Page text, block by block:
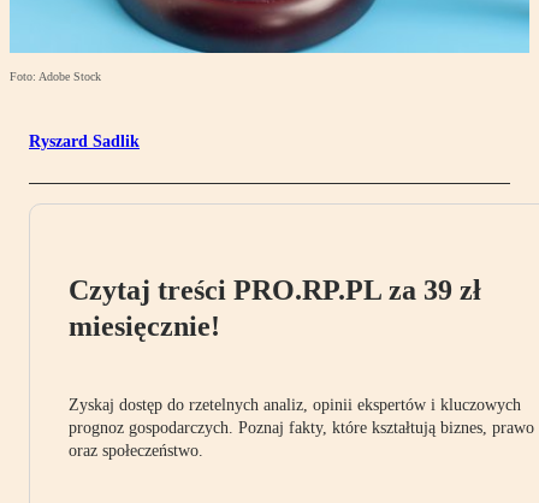
Foto: Adobe Stock
Ryszard Sadlik
Czytaj treści PRO.RP.PL za 39 zł
miesięcznie!
Zyskaj dostęp do rzetelnych analiz, opinii ekspertów i kluczowych
prognoz gospodarczych. Poznaj fakty, które kształtują biznes, prawo
oraz społeczeństwo.